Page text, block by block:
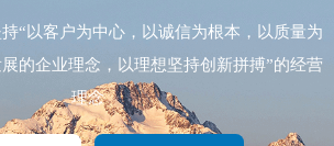
“以客户为中心，以诚信为根本，以质量为
的企业理念，以理想坚持创新拼搏”的经营
理念